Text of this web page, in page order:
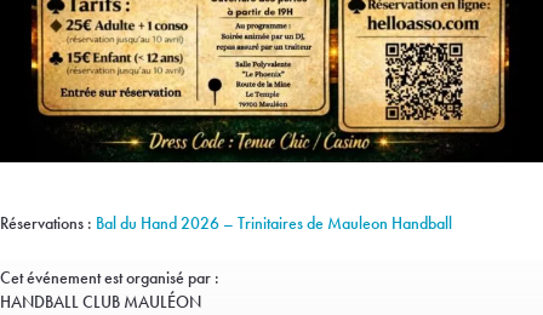
Réservations : Bal du Hand 2026 – Trinitaires de Mauleon Handball
Cet événement est organisé par :
HANDBALL CLUB MAULÉON